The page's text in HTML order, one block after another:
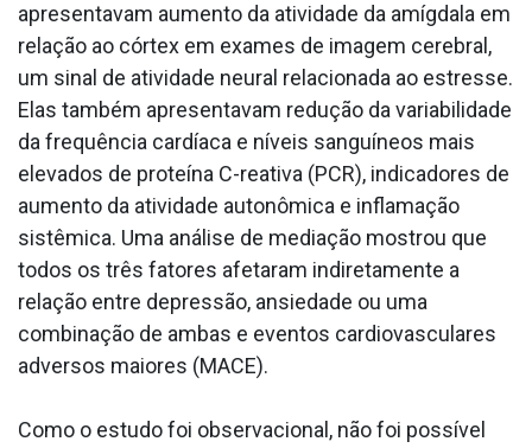
apresentavam aumento da atividade da amígdala em
relação ao córtex em exames de imagem cerebral,
um sinal de atividade neural relacionada ao estresse.
Elas também apresentavam redução da variabilidade
da frequência cardíaca e níveis sanguíneos mais
elevados de proteína C-reativa (PCR), indicadores de
aumento da atividade autonômica e inflamação
sistêmica. Uma análise de mediação mostrou que
todos os três fatores afetaram indiretamente a
relação entre depressão, ansiedade ou uma
combinação de ambas e eventos cardiovasculares
adversos maiores (MACE).
Como o estudo foi observacional, não foi possível